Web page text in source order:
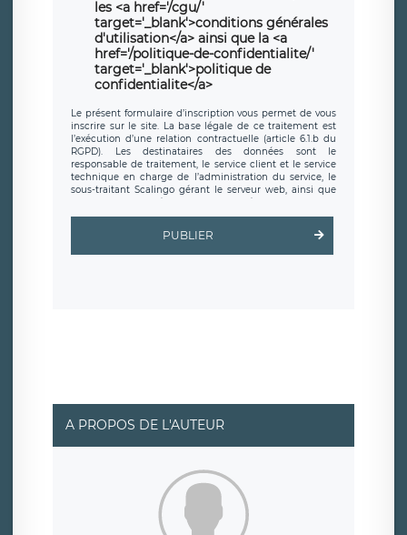
les <a href='/cgu/'
target='_blank'>conditions générales
d'utilisation</a> ainsi que la <a
href='/politique-de-confidentialite/'
target='_blank'>politique de
confidentialite</a>
Le présent formulaire d’inscription vous permet de vous
inscrire sur le site. La base légale de ce traitement est
l’exécution d’une relation contractuelle (article 6.1.b du
RGPD). Les destinataires des données sont le
responsable de traitement, le service client et le service
technique en charge de l’administration du service, le
sous-traitant Scalingo gérant le serveur web, ainsi que
toute personne légalement autorisée. Le formulaire
d’inscription est hébergé sur un serveur hébergé par
clauses de
protection conformes au RGPD
. Les données collectées
sont conservées jusqu’à ce que l’Internaute en sollicite la
rue Léopold Sédar Senghor, joignable à l’adresse mail :
responsabledetraitement@legavox.fr. Vous avez
également le droit d’introduire une réclamation auprès
d’une autorité de contrôle.
PUBLIER
A PROPOS DE L'AUTEUR